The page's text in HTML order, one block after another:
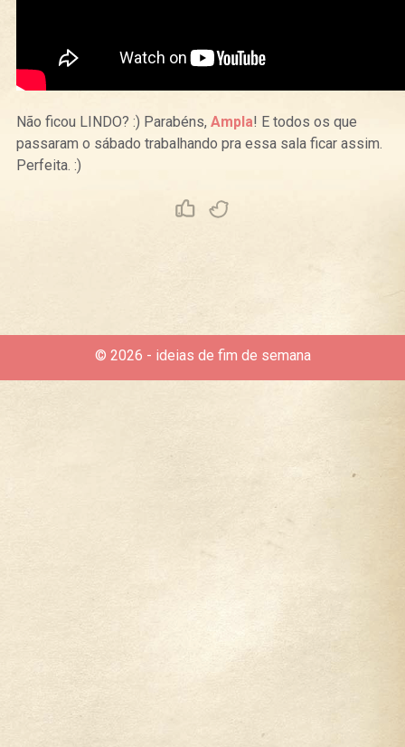
Não ficou LINDO? :) Parabéns, Ampla! E todos os que
passaram o sábado trabalhando pra essa sala ficar assim.
Perfeita. :)
Curtir
© 2026 - ideias de fim de semana